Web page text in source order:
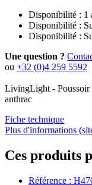
Disponibilité : 1
Disponibilité :
Disponibilité :
Une question ?
ou +32 (0)4 259 5592
LivingLight - Poussoir
anthrac
Fiche technique
Plus d'informations
Ces produits
Référence :